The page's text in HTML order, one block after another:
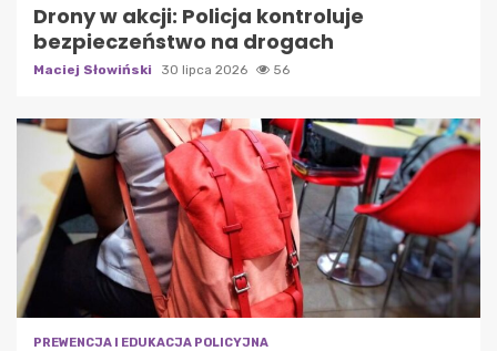
Drony w akcji: Policja kontroluje
bezpieczeństwo na drogach
Maciej Słowiński 30 lipca 2026 56
PREWENCJA I EDUKACJA POLICYJNA